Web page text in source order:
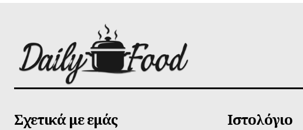
Σχετικά με εμάς Ιστολόγιο